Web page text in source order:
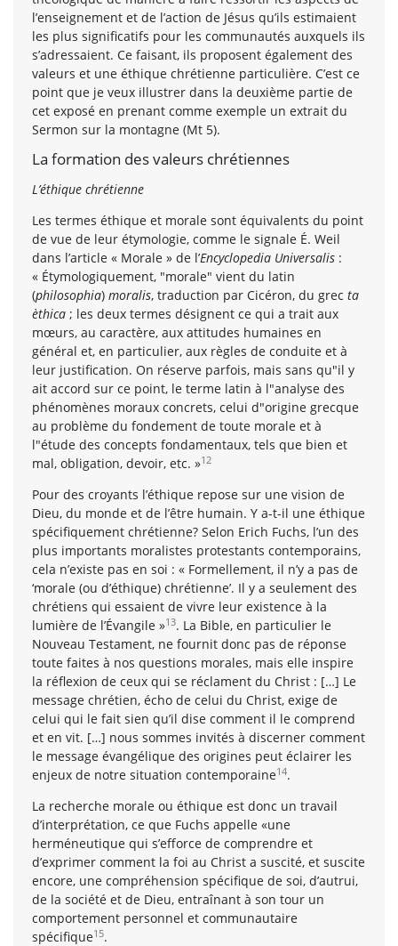
l’enseignement et de l’action de Jésus qu’ils estimaient
les plus significatifs pour les communautés auxquels ils
s’adressaient. Ce faisant, ils proposent également des
valeurs et une éthique chrétienne particulière. C’est ce
point que je veux illustrer dans la deuxième partie de
cet exposé en prenant comme exemple un extrait du
Sermon sur la montagne (Mt 5).
La formation des valeurs chrétiennes
L’éthique chrétienne
Les termes éthique et morale sont équivalents du point
de vue de leur étymologie, comme le signale É. Weil
dans l’article « Morale » de l’Encyclopedia Universalis :
« Étymologiquement, "morale" vient du latin
(philosophia) moralis, traduction par Cicéron, du grec ta
èthica ; les deux termes désignent ce qui a trait aux
mœurs, au caractère, aux attitudes humaines en
général et, en particulier, aux règles de conduite et à
leur justification. On réserve parfois, mais sans qu"il y
ait accord sur ce point, le terme latin à l"analyse des
phénomènes moraux concrets, celui d"origine grecque
au problème du fondement de toute morale et à
l"étude des concepts fondamentaux, tels que bien et
mal, obligation, devoir, etc. »12
Pour des croyants l’éthique repose sur une vision de
Dieu, du monde et de l’être humain. Y a-t-il une éthique
spécifiquement chrétienne? Selon Erich Fuchs, l’un des
plus importants moralistes protestants contemporains,
cela n’existe pas en soi : « Formellement, il n’y a pas de
‘morale (ou d’éthique) chrétienne’. Il y a seulement des
chrétiens qui essaient de vivre leur existence à la
lumière de l’Évangile »13. La Bible, en particulier le
Nouveau Testament, ne fournit donc pas de réponse
toute faites à nos questions morales, mais elle inspire
la réflexion de ceux qui se réclament du Christ : […] Le
message chrétien, écho de celui du Christ, exige de
celui qui le fait sien qu’il dise comment il le comprend
et en vit. […] nous sommes invités à discerner comment
le message évangélique des origines peut éclairer les
enjeux de notre situation contemporaine14.
La recherche morale ou éthique est donc un travail
d’interprétation, ce que Fuchs appelle «une
herméneutique qui s’efforce de comprendre et
d’exprimer comment la foi au Christ a suscité, et suscite
encore, une compréhension spécifique de soi, d’autrui,
de la société et de Dieu, entraînant à son tour un
comportement personnel et communautaire
spécifique15.